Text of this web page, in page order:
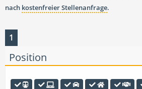
nach kostenfreier Stellenanfrage.
1
Position